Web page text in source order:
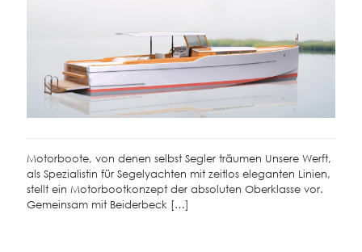
Motorboote, von denen selbst Segler träumen Unsere Werft,
als Spezialistin für Segelyachten mit zeitlos eleganten Linien,
stellt ein Motorbootkonzept der absoluten Oberklasse vor.
Gemeinsam mit Beiderbeck […]